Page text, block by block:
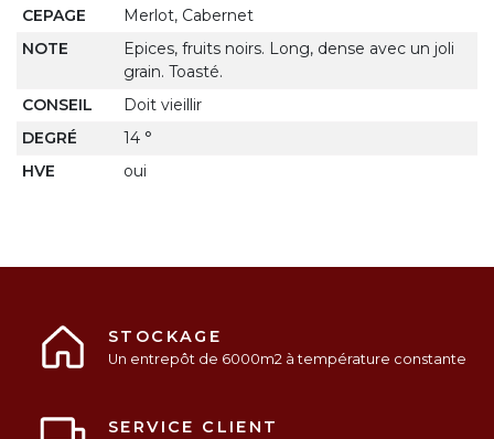
CEPAGE
Merlot, Cabernet
NOTE
Epices, fruits noirs. Long, dense avec un joli
grain. Toasté.
CONSEIL
Doit vieillir
DEGRÉ
14 °
HVE
oui
STOCKAGE
Un entrepôt de 6000m2 à température constante
SERVICE CLIENT